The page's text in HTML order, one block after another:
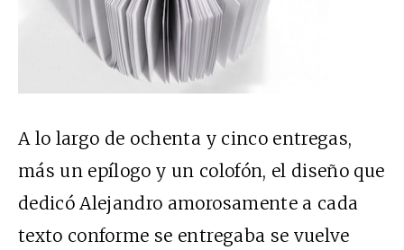
A lo largo de ochenta y cinco entregas,
más un epílogo y un colofón, el diseño que
dedicó Alejandro amorosamente a cada
texto conforme se entregaba se vuelve